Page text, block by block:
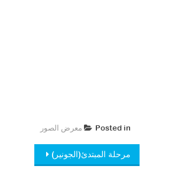
Posted in معرض الصور ​
Post
مرحلة المبتدئ(الجونير)